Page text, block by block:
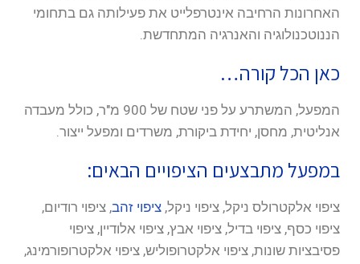
האחרונות הרחיבה אינטרפלייט את פעילותה גם בתחומי
הננוטכנולוגיה והאנרגיה המתחדשת.
כאן הכל קורה…
המפעל, המשתרע על פני שטח של 900 מ"ר, כולל מעבדה
אנליטית, מחסן, יחידת ביקורת, משרדים ומפעל ייצור.
במפעל מתבצעים הציפויים הבאים:
ציפוי אלקטרולס ניקל, ציפוי ניקל, ציפוי זהב, ציפוי רודיום,
ציפוי כסף, ציפוי בדיל, ציפוי אבץ, ציפוי אלודיין, ציפוי
פסיבציות שונות, ציפוי אלקטרופוליש, ציפוי אלקטרופורמינג,